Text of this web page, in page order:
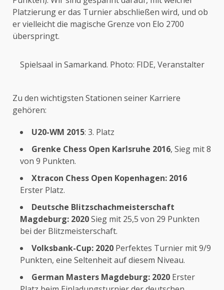
Platzierung er das Turnier abschließen wird, und ob
er vielleicht die magische Grenze von Elo 2700
überspringt.
Spielsaal in Samarkand. Photo: FIDE, Veranstalter
Zu den wichtigsten Stationen seiner Karriere
gehören:
U20-WM 2015: 3. Platz
Grenke Chess Open Karlsruhe 2016, Sieg mit 8
von 9 Punkten.
Xtracon Chess Open Kopenhagen: 2016
Erster Platz.
Deutsche Blitzschachmeisterschaft
Magdeburg: 2020Sieg mit 25,5 von 29 Punkten
bei der Blitzmeisterschaft.
Volksbank-Cup: 2020 Perfektes Turnier mit 9/9
Punkten, eine Seltenheit auf diesem Niveau.
German Masters Magdeburg: 2020 Erster